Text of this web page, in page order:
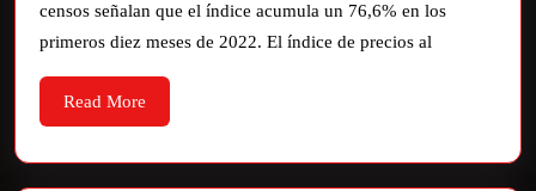
censos señalan que el índice acumula un 76,6% en los
primeros diez meses de 2022. El índice de precios al
Read More